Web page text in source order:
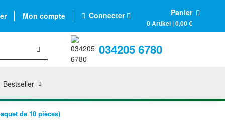
Mon compte Connecter Panier
0 Artikel | 0,00 €
034205 6780
Bestseller
de 10 pièces)